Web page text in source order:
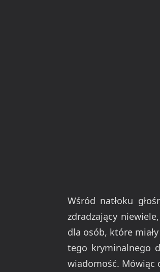
Wśród natłoku
zdradzający
dla osób, które
tego kryminalnego
wiadomość. Mówiąc